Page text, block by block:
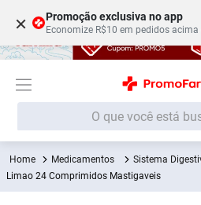
× Promoção exclusiva no app
Economize R$10 em pedidos acima
O que você está buscando?
Medicamentos Sistema
Limao 24 Comprimidos Mastigaveis
Termos mais buscados
1º Fralda